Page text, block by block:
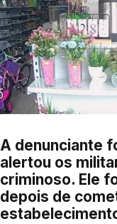
A denunciante
alertou os
criminoso. Ele
depois de